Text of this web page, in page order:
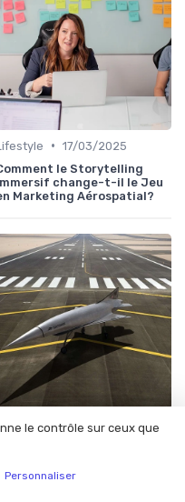
• 17/03/2025
le Storytelling
change-t-il le Jeu
Marketing Aérospatial?
• 10/01/2025
Leadership Marketing de
le contrôle sur ceux que
Personnaliser